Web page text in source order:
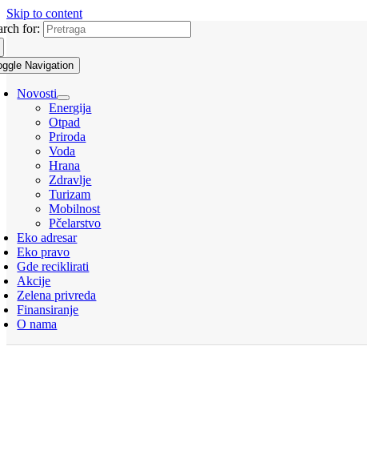
Skip to content
for:
Navigation
Novosti
Energija
Otpad
Priroda
Voda
Hrana
Zdravlje
Turizam
Mobilnost
Pčelarstvo
Eko adresar
Eko pravo
Gde reciklirati
Akcije
Zelena privreda
Finansiranje
O nama